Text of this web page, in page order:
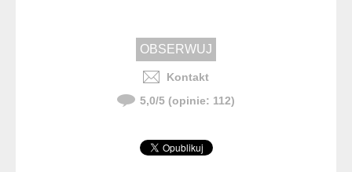
Kontakt
5,0/5 (opinie: 112)